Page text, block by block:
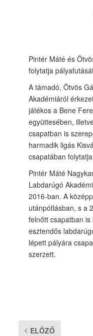
Pintér Máté és
folytatja
A támadó, Ötvös
Akadémiáról
játékos a Bene
együttesében,
csapatban is
harmadik ligás
csapatában
Pintér Máté
Labdarúgó
2016-ban. A
utánpótlásban, s a
felnőtt csapatban
esztendős
lépett pályára
szerzett.
ELŐZŐ